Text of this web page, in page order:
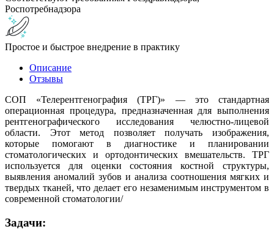
Роспотребнадзора
Простое и быстрое внедрение в практику
Описание
Отзывы
СОП «Телерентгенография (ТРГ)» — это стандартная
операционная процедура, предназначенная для выполнения
рентгенографического исследования челюстно-лицевой
области. Этот метод позволяет получать изображения,
которые помогают в диагностике и планировании
стоматологических и ортодонтических вмешательств. ТРГ
используется для оценки состояния костной структуры,
выявления аномалий зубов и анализа соотношения мягких и
твердых тканей, что делает его незаменимым инструментом в
современной стоматологии/
Задачи: